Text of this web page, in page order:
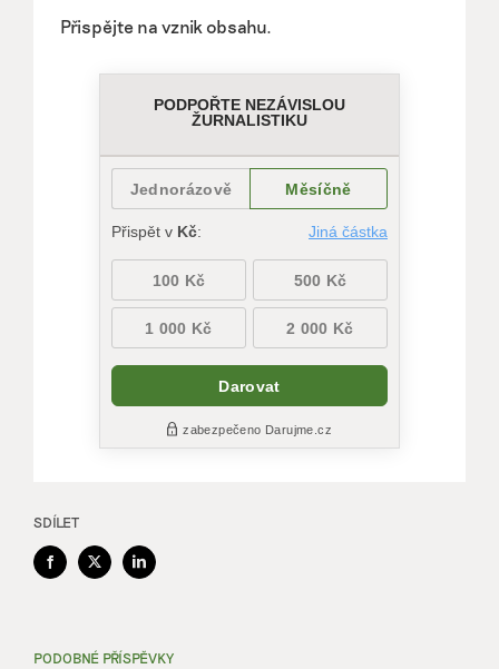
Přispějte na vznik obsahu.
SDÍLET
Facebook
X LinkedIn
PODOBNÉ PŘÍSPĚVKY